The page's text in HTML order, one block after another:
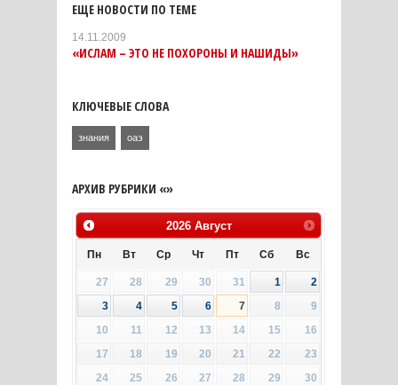
ЕЩЕ НОВОСТИ ПО ТЕМЕ
14.11.2009
«ИСЛАМ – ЭТО НЕ ПОХОРОНЫ И НАШИДЫ»
КЛЮЧЕВЫЕ СЛОВА
знания оаэ
АРХИВ РУБРИКИ «»
2026 Август
Пн Вт Ср Чт Пт Сб Вс
27 28 29 30 31 1
2
3
4 5 6 7 8
9
10
11 12 13 14 15
16
17
18 19 20 21 22
23
24
25 26 27 28 29
30